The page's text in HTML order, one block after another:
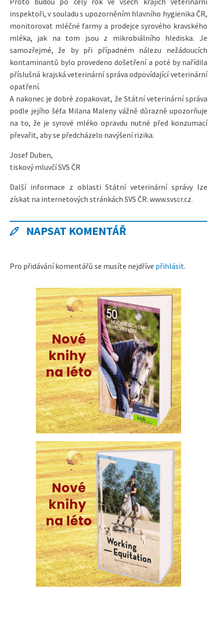
inspektoři, v souladu s upozorněním hlavního hygienika ČR,
monitorovat mléčné farmy a prodejce syrového kravského
mléka, jak na tom jsou z mikrobiálního hlediska. Je
samozřejmé, že by při případném nálezu nežádoucích
kontaminantů bylo provedeno došetření a poté by nařídila
příslušná krajská veterinární správa odpovídající veterinární
opatření.
A nakonec je dobré zopakovat, že Státní veterinární správa
podle jejího šéfa Milana Maleny vážně důrazně upozorňuje
na to, že je syrové mléko opravdu nutné před konzumací
převařit, aby se předcházelo navýšení rizika.
Josef Duben,
tiskový mluvčí SVS ČR
Další informace z oblasti Státní veterinární správy lze
získat na internetových stránkách SVS ČR: www.svscr.cz.
NAPSAT KOMENTÁŘ
Pro přidávání komentářů se musíte nejdříve přihlásit.